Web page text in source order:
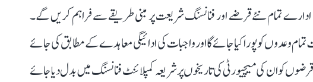
مالیاتی ادارے تمام نئے قرضے اور فنانسنگ شریعت پر مبنی طریقے سے فراہم کریں گے۔
سمیت تمام وعدوں کو پورا کیا جائے گا اور واجبات کی ادائیگی معاہدے کے مطابق کی جائے
روایتی قرضوں کو ان کی میچیورٹی کی تاریخوں پر شریعہ کمپلائنٹ فنانسنگ میں بدل دیا جائے